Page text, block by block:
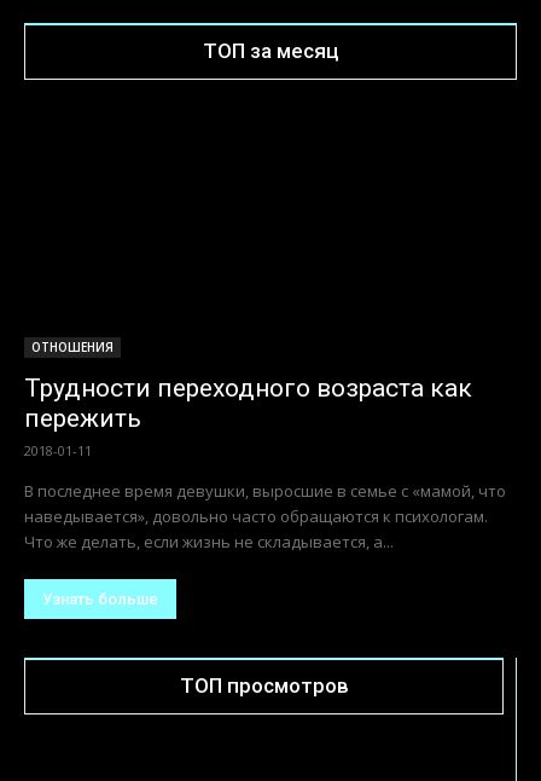
ТОП за месяц
ОТНОШЕНИЯ
Трудности переходного возраста как
пережить
2018-01-11
В последнее время девушки, выросшие в семье с «мамой, что
наведывается», довольно часто обращаются к психологам.
Что же делать, если жизнь не складывается, а...
Узнать больше
ТОП просмотров